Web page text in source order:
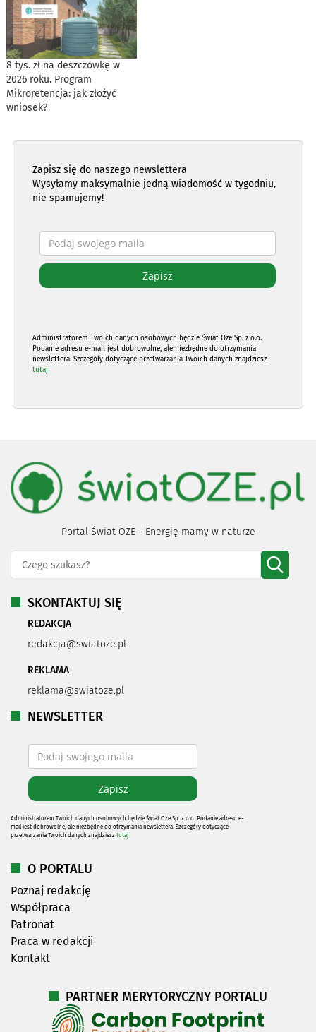
8 tys. zł na deszczówkę w
2026 roku. Program
Mikroretencja: jak złożyć
wniosek?
Zapisz się do naszego newslettera
Wysyłamy maksymalnie jedną wiadomość w tygodniu,
nie spamujemy!
Administratorem Twoich danych osobowych będzie Świat Oze Sp. z o.o.
Podanie adresu e-mail jest dobrowolne, ale niezbędne do otrzymania
newslettera. Szczegóły dotyczące przetwarzania Twoich danych znajdziesz
tutaj
Portal Świat OZE - Energię mamy w naturze
SKONTAKTUJ SIĘ
REDAKCJA
redakcja@swiatoze.pl
REKLAMA
reklama@swiatoze.pl
NEWSLETTER
Administratorem Twoich danych osobowych będzie Świat Oze Sp. z o.o. Podanie adresu e-
mail jest dobrowolne, ale niezbędne do otrzymania newslettera. Szczegóły dotyczące
przetwarzania Twoich danych znajdziesz tutaj
O PORTALU
Poznaj redakcję
Współpraca
Patronat
Praca w redakcji
Kontakt
PARTNER MERYTORYCZNY PORTALU